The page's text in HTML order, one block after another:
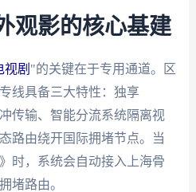
观影的核心基建
剧 "的关键在于专用通道。区
线具备三大特性：独享
传输、智能分流系统隔离视
路由绕开国际拥堵节点。当
时，系统会自动接入上海骨
堵路由。